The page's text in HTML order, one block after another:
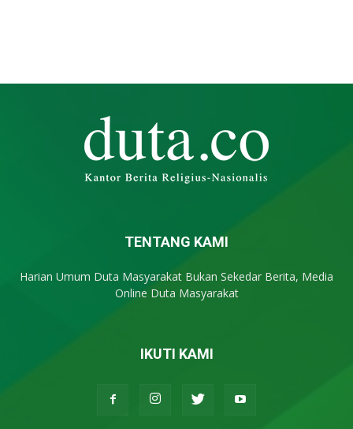
TENTANG KAMI
Harian Umum Duta Masyarakat Bukan Sekedar Berita, Media
Online Duta Masyarakat
IKUTI KAMI